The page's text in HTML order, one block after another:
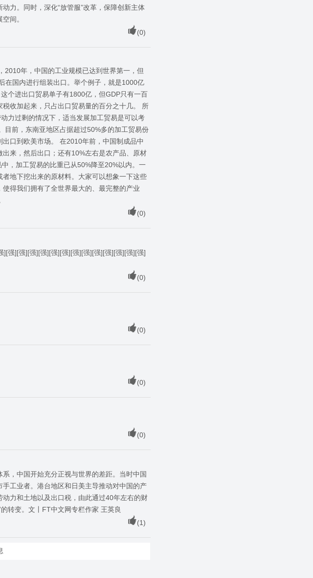
力。同时，深化“放管服”改革，保障创新主体
间。
(0)
2010年，中国的工业规模已达到世界第一，但
在国内进行组装出口。举个例子，就是1000亿
个进出口贸易单子有1800亿，但GDP只有一百
收加起来，只占出口贸易量的百分之十几。 所
力过剩的情况下，适当发展加工贸易是可以考
目前，东南亚地区占据超过50%多的加工贸易份
口到欧美市场。 在2010年前，中国制成品中
来，然后出口；还有10%左右是农产品、原材
，加工贸易的比重已从50%降至20%以内。一
地下挖出来的原材料。大家可以想象一下这些
得我们拥有了全世界最大的、最完整的产业
(0)
强][强][强][强][强][强][强][强][强][强][强][强][强]
(0)
(0)
(0)
(0)
，中国开始充分正视与世界的差距。当时中国
工业者。港台地区和日美主导推动对中国的产
力和土地以及出口税，由此通过40年左右的财
转变。文丨FT中文网专栏作家 王英良
(1)